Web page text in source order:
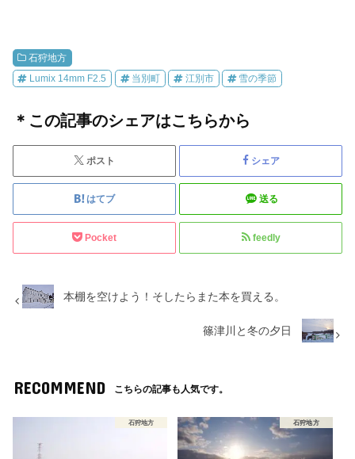
石狩地方
Lumix 14mm F2.5 当別町 江別市 雪の季節
＊この記事のシェアはこちらから
ポスト シェア
はてブ 送る
Pocket feedly
本棚を空けよう！そしたらまた本を買える。
篠津川と冬の夕日
RECOMMEND こちらの記事も人気です。
石狩地方 石狩地方